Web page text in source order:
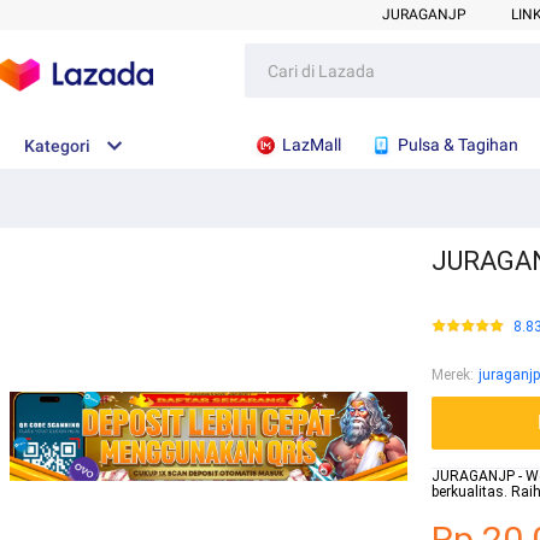
JURAGANJP
Kategori LazMall Pulsa & Tagihan
Merek: juraganjp
JURAGANJP -
berkualitas.